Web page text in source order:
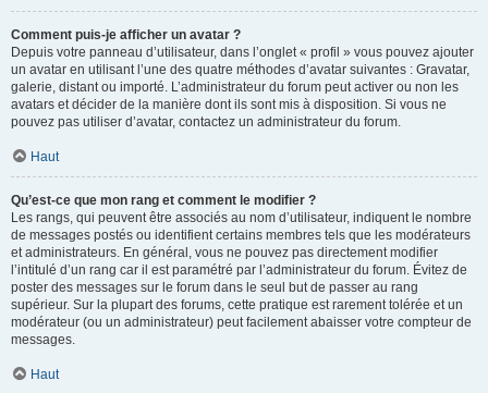
Comment puis-je afficher un avatar ?
Depuis votre panneau d’utilisateur, dans l’onglet « profil » vous pouvez ajouter
un avatar en utilisant l’une des quatre méthodes d’avatar suivantes : Gravatar,
galerie, distant ou importé. L’administrateur du forum peut activer ou non les
avatars et décider de la manière dont ils sont mis à disposition. Si vous ne
pouvez pas utiliser d’avatar, contactez un administrateur du forum.
Haut
Qu’est-ce que mon rang et comment le modifier ?
Les rangs, qui peuvent être associés au nom d’utilisateur, indiquent le nombre
de messages postés ou identifient certains membres tels que les modérateurs
et administrateurs. En général, vous ne pouvez pas directement modifier
l’intitulé d’un rang car il est paramétré par l’administrateur du forum. Évitez de
poster des messages sur le forum dans le seul but de passer au rang
supérieur. Sur la plupart des forums, cette pratique est rarement tolérée et un
modérateur (ou un administrateur) peut facilement abaisser votre compteur de
messages.
Haut